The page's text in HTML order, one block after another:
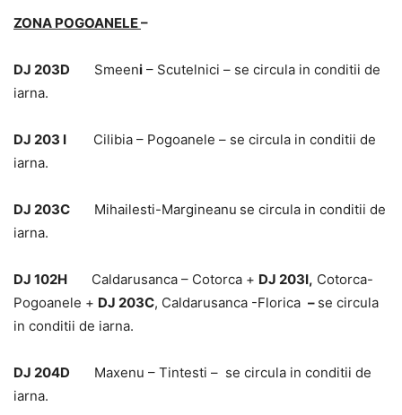
ZONA POGOANELE–
DJ 203D Smeeni – Scutelnici – se circula in conditii de
iarna.
DJ 203 I Cilibia – Pogoanele – se circula in conditii de
iarna.
DJ 203C Mihailesti-Margineanu se circula in conditii de
iarna.
DJ 102H Caldarusanca – Cotorca + DJ 203I, Cotorca-
Pogoanele + DJ 203C, Caldarusanca -Florica – se circula
in conditii de iarna.
DJ 204D Maxenu – Tintesti – se circula in conditii de
iarna.